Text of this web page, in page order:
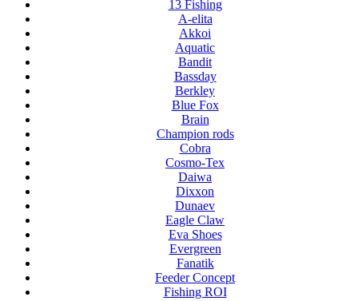
13 Fishing
A-elita
Akkoi
Aquatic
Bandit
Bassday
Berkley
Blue Fox
Brain
Champion rods
Cobra
Cosmo-Tex
Daiwa
Dixxon
Dunaev
Eagle Claw
Eva Shoes
Evergreen
Fanatik
Feeder Concept
Fishing ROI